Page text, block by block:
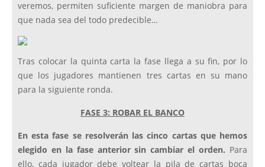
veremos, permiten suficiente margen de maniobra para
que nada sea del todo predecible…
Tras colocar la quinta carta la fase llega a su fin, por lo
que los jugadores mantienen tres cartas en su mano
para la siguiente ronda.
FASE 3: ROBAR EL BANCO
En esta fase se resolverán las cinco cartas que hemos
elegido en la fase anterior sin cambiar el orden. Para
ello, cada jugador debe voltear la pila de cartas boca